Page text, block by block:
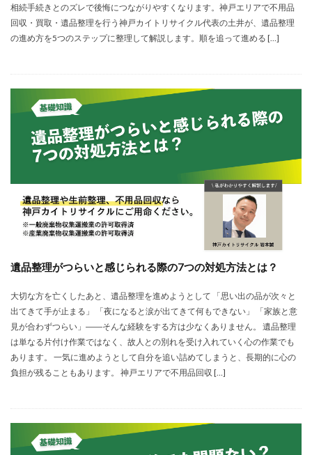
相続手続きとのズレで後悔につながりやすくなります。神戸エリアで不用品
回収・買取・遺品整理を行う神戸カイトリサイクル代表の土井が、遺品整理
の進め方を5つのステップに整理して解説します。順を追って進める […]
遺品整理がつらいと感じられる際の7つの対処方法とは？
大切な方を亡くしたあと、遺品整理を進めようとして 「思い出の品が次々と
出てきて手が止まる」 「夜になると涙が出てきて何もできない」 「家族と意
見が合わずつらい」――そんな経験をする方は少なくありません。 遺品整理
は単なる片付け作業ではなく、故人との別れを受け入れていく心の作業でも
あります。 一気に進めようとして自分を追い詰めてしまうと、長期的に心の
負担が残ることもあります。 神戸エリアで不用品回収 […]